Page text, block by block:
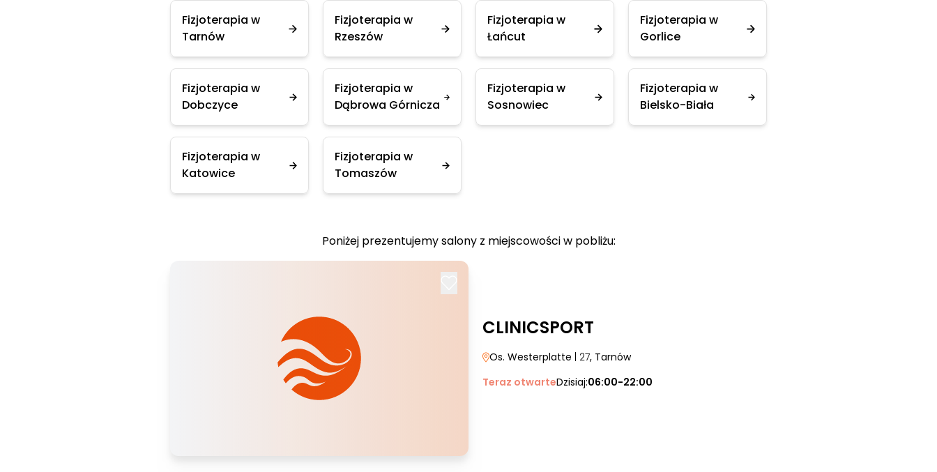
Fizjoterapia w
Tarnów
Fizjoterapia w
Rzeszów
Fizjoterapia w
Łańcut
Fizjoterapia w
Gorlice
Fizjoterapia w
Dobczyce
Fizjoterapia w
Dąbrowa Górnicza
Fizjoterapia w
Sosnowiec
Fizjoterapia w
Bielsko-Biała
Fizjoterapia w
Katowice
Fizjoterapia w
Tomaszów
Poniżej prezentujemy salony z miejscowości w pobliżu:
CLINICSPORT
Os. Westerplatte | 27, Tarnów
Teraz otwarteDzisiaj:06:00-22:00